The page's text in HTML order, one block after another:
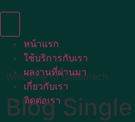
หน้าแรก
ใช้บริการกับเรา
ผลงานที่ผ่านมา
เกี่ยวกับเรา
ติดต่อเรา
Welcome to Greentech
Blog Single